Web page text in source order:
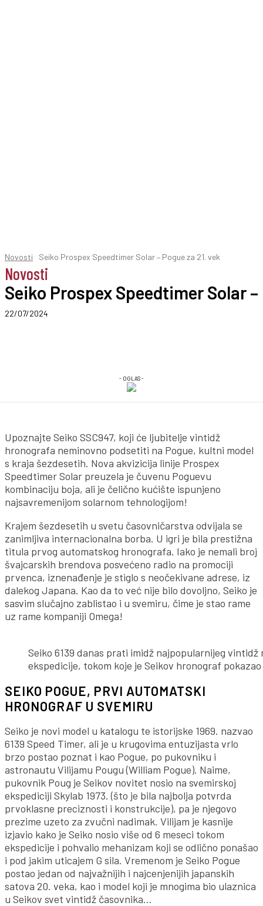
Novosti Seiko Prospex Speedtimer Solar – Pogue za 21. vek
Novosti
Seiko Prospex Speedtimer Solar –
22/07/2024
- OGLAS -
Upoznajte Seiko SSC947, koji će ljubitelje vintidž
hronografa neminovno podsetiti na Pogue, kultni model
s kraja šezdesetih. Nova akvizicija linije Prospex
Speedtimer Solar preuzela je čuvenu Poguevu
kombinaciju boja, ali je čelično kućište ispunjeno
najsavremenijom solarnom tehnologijom!
Krajem šezdesetih u svetu časovničarstva odvijala se
zanimljiva internacionalna borba. U igri je bila prestižna
titula prvog automatskog hronografa. Iako je nemali broj
švajcarskih brendova posvećeno radio na promociji
prvenca, iznenađenje je stiglo s neočekivane adrese, iz
dalekog Japana. Kao da to već nije bilo dovoljno, Seiko je
sasvim slučajno zablistao i u svemiru, čime je stao rame
uz rame kompaniji Omega!
Seiko 6139 danas prati imidž najpopularnijeg
ekspedicije, tokom koje je Seikov hronograf
SEIKO POGUE, PRVI AUTOMATSKI
HRONOGRAF U SVEMIRU
Seiko je novi model u katalogu te istorijske 1969. nazvao
6139 Speed Timer, ali je u krugovima entuzijasta vrlo
brzo postao poznat i kao Pogue, po pukovniku i
astronautu Vilijamu Pougu (William Pogue). Naime,
pukovnik Poug je Seikov novitet nosio na svemirskoj
ekspediciji Skylab 1973. (što je bila najbolja potvrda
prvoklasne preciznosti i konstrukcije), pa je njegovo
prezime uzeto za zvučni nadimak. Vilijam je kasnije
izjavio kako je Seiko nosio više od 6 meseci tokom
ekspedicije i pohvalio mehanizam koji se odlično ponašao
i pod jakim uticajem G sila. Vremenom je Seiko Pogue
postao jedan od najvažnijih i najcenjenijih japanskih
satova 20. veka, kao i model koji je mnogima bio ulaznica
u Seikov svet vintidž časovnika…